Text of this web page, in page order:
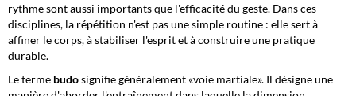
rythme sont aussi importants que l'efficacité du geste. Dans ces
disciplines, la répétition n'est pas une simple routine : elle sert à
affiner le corps, à stabiliser l'esprit et à construire une pratique
durable.
Le terme budosignifie généralement «voie martiale». Il désigne une